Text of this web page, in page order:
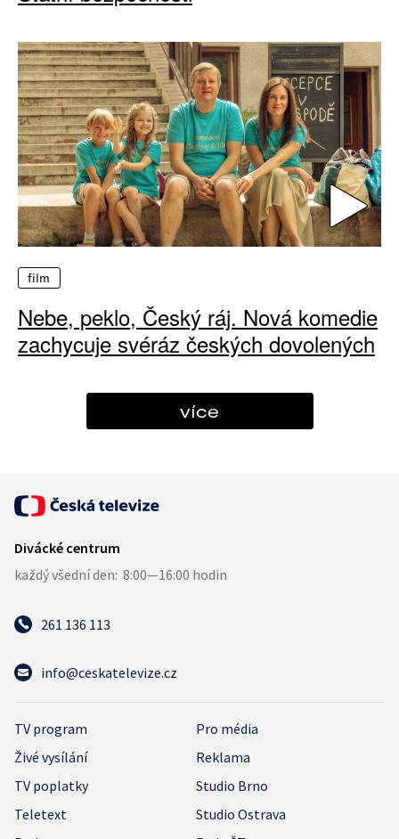
film
Nebe, peklo, Český ráj. Nová komedie
zachycuje svéráz českých dovolených
více
261 136 113
info@ceskatelevize.cz
TV program
Pro média
Živé vysílání
Reklama
TV poplatky
Studio Brno
Teletext
Studio Ostrava